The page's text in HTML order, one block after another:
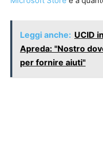
Leggi anche: UCID
Apreda: "Nostro
per fornire aiuti"